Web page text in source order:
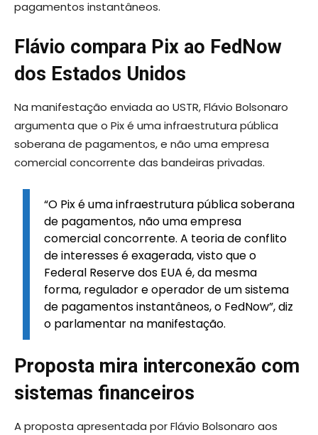
pagamentos instantâneos.
Flávio compara Pix ao FedNow
dos Estados Unidos
Na manifestação enviada ao USTR, Flávio Bolsonaro
argumenta que o Pix é uma infraestrutura pública
soberana de pagamentos, e não uma empresa
comercial concorrente das bandeiras privadas.
“O Pix é uma infraestrutura pública soberana
de pagamentos, não uma empresa
comercial concorrente. A teoria de conflito
de interesses é exagerada, visto que o
Federal Reserve dos EUA é, da mesma
forma, regulador e operador de um sistema
de pagamentos instantâneos, o FedNow”, diz
o parlamentar na manifestação.
Proposta mira interconexão com
sistemas financeiros
A proposta apresentada por Flávio Bolsonaro aos